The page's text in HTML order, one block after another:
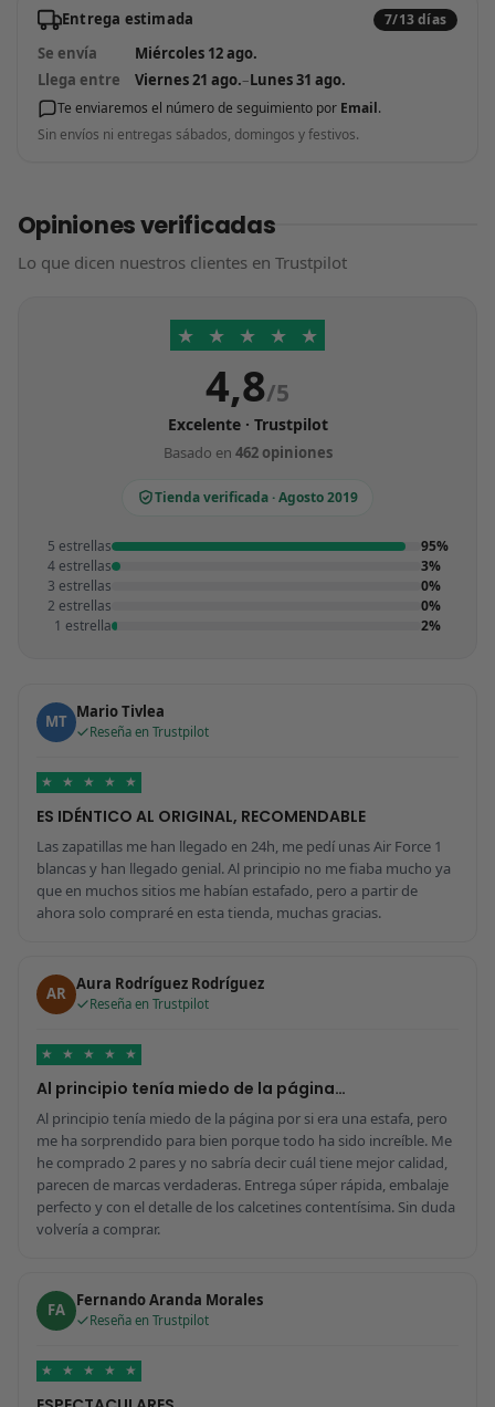
Entrega estimada 7/13 días
Se envía
Miércoles 12 ago.
Llega entre
Viernes 21 ago.–Lunes 31 ago.
Te enviaremos el número de seguimiento por Email.
Sin envíos ni entregas sábados, domingos y festivos.
Opiniones verificadas
Lo que dicen nuestros clientes en Trustpilot
★ ★ ★ ★ ★
4,8/5
Excelente · Trustpilot
Basado en 462 opiniones
Tienda verificada · Agosto 2019
5 estrellas
95%
4 estrellas
3%
3 estrellas
0%
2 estrellas
0%
1 estrella
2%
MT Mario Tivlea
Reseña en Trustpilot
★ ★ ★ ★ ★
ES IDÉNTICO AL ORIGINAL, RECOMENDABLE
Las zapatillas me han llegado en 24h, me pedí unas Air Force 1
blancas y han llegado genial. Al principio no me fiaba mucho ya
que en muchos sitios me habían estafado, pero a partir de
ahora solo compraré en esta tienda, muchas gracias.
AR Aura Rodríguez Rodríguez
Reseña en Trustpilot
★ ★ ★ ★ ★
Al principio tenía miedo de la página…
Al principio tenía miedo de la página por si era una estafa, pero
me ha sorprendido para bien porque todo ha sido increíble. Me
he comprado 2 pares y no sabría decir cuál tiene mejor calidad,
parecen de marcas verdaderas. Entrega súper rápida, embalaje
perfecto y con el detalle de los calcetines contentísima. Sin duda
volvería a comprar.
FA Fernando Aranda Morales
Reseña en Trustpilot
★ ★ ★ ★ ★